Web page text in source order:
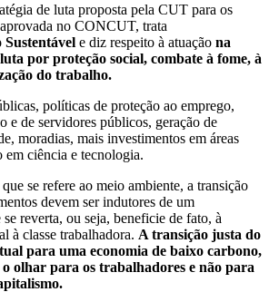
de luta proposta pela CUT para os
no CONCUT, trata
Sustentável e diz respeito à atuação na
por proteção social, combate à fome, à
do trabalho.
políticas de proteção ao emprego,
e de servidores públicos, geração de
moradias, mais investimentos em áreas
em ciência e tecnologia.
se refere ao meio ambiente, a transição
devem ser indutores de um
reverta, ou seja, beneficie de fato, à
à classe trabalhadora. A transição justa do
para uma economia de baixo carbono,
o olhar para os trabalhadores e não para